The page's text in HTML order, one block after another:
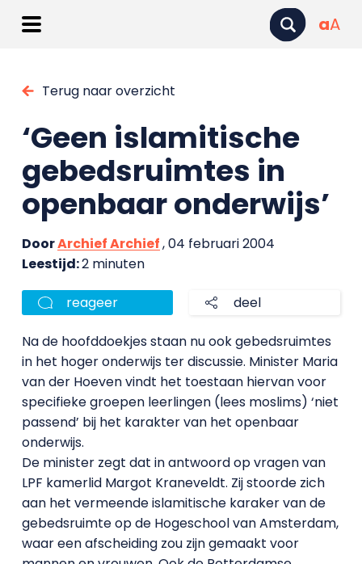
aA
Terug naar overzicht
‘Geen islamitische
gebedsruimtes in
openbaar onderwijs’
DoorArchief Archief, 04 februari 2004
Leestijd:2 minuten
reageer deel
Na de hoofddoekjes staan nu ook gebedsruimtes
in het hoger onderwijs ter discussie. Minister Maria
van der Hoeven vindt het toestaan hiervan voor
specifieke groepen leerlingen (lees moslims) ‘niet
passend’ bij het karakter van het openbaar
onderwijs.
De minister zegt dat in antwoord op vragen van
LPF kamerlid Margot Kraneveldt. Zij stoorde zich
aan het vermeende islamitische karaker van de
gebedsruimte op de Hogeschool van Amsterdam,
waar een afscheiding zou zijn gemaakt voor